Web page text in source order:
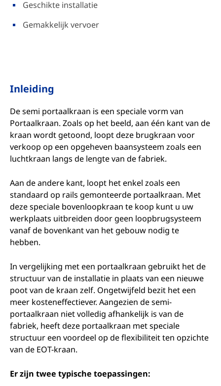
Geschikte installatie
Gemakkelijk vervoer
Inleiding
De semi portaalkraan is een speciale vorm van
Portaalkraan. Zoals op het beeld, aan één kant van de
kraan wordt getoond, loopt deze brugkraan voor
verkoop op een opgeheven baansysteem zoals een
luchtkraan langs de lengte van de fabriek.
Aan de andere kant, loopt het enkel zoals een
standaard op rails gemonteerde portaalkraan. Met
deze speciale bovenloopkraan te koop kunt u uw
werkplaats uitbreiden door geen loopbrugsysteem
vanaf de bovenkant van het gebouw nodig te
hebben.
In vergelijking met een portaalkraan gebruikt het de
structuur van de installatie in plaats van een nieuwe
poot van de kraan zelf. Ongetwijfeld bezit het een
meer kosteneffectiever. Aangezien de semi-
portaalkraan niet volledig afhankelijk is van de
fabriek, heeft deze portaalkraan met speciale
structuur een voordeel op de flexibiliteit ten opzichte
van de EOT-kraan.
Er zijn twee typische toepassingen: